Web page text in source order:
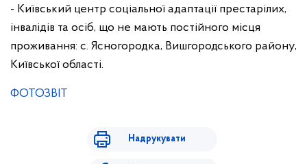
- Київський центр соціальної адаптації престарілих,
інвалідів та осіб, що не мають постійного місця
проживання: с. Ясногородка, Вишгородського району,
Київської області.
ФОТОЗВІТ
Надрукувати